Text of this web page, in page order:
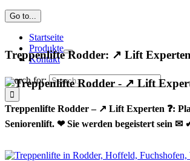
Go to...
Startseite
Produkte
Kontakt
Search for:
Treppenlifte Rodder: ↗️ Lift
Treppenlifte Rodder – ↗️ Lift Experten ❓:
Seniorenlift. ❤ Sie werden begeistert sein ✉